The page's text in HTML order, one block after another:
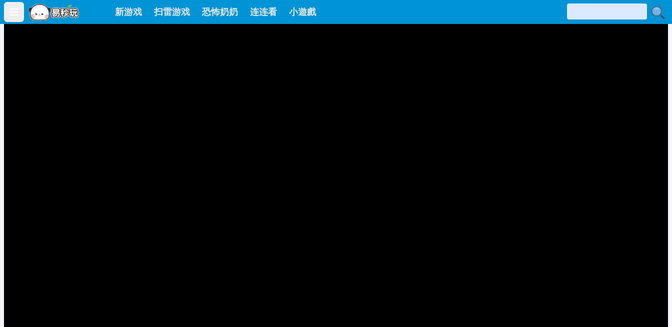
Open main menu
新游戏 扫雷游戏 恐怖奶奶 连连看 小遊戲